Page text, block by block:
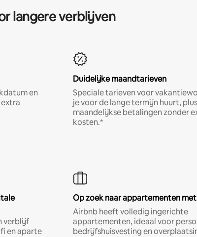
langere verblijven
en
Duidelijke maandtarieven
Speciale tarieven voor
je voor de lange termijn huurt, plus
maandelijkse betalingen zonder
kosten.*
verblijf
en aparte
Op zoek naar appartementen
Airbnb heeft volledig ingerichte
appartementen, ideaal voor
bedrijfshuisvesting en